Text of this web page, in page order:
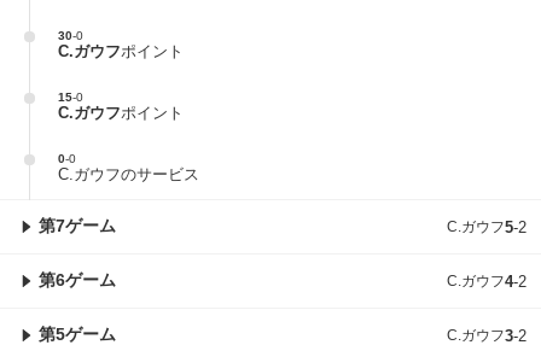
30-0
C.ガウフポイント
15-0
C.ガウフポイント
0-0
C.ガウフのサービス
第7ゲーム C.ガウフ5-2
第6ゲーム C.ガウフ4-2
第5ゲーム C.ガウフ3-2